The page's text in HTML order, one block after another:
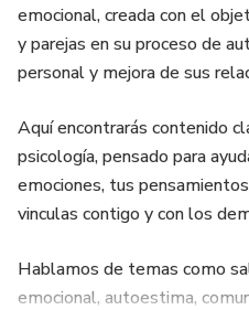
emocional, creada con el
y parejas en su proceso de
personal y mejora de sus
Aquí encontrarás contenido
psicología, pensado para
emociones, tus
vinculas contigo y con los
Hablamos de temas como
emocional, autoestima,